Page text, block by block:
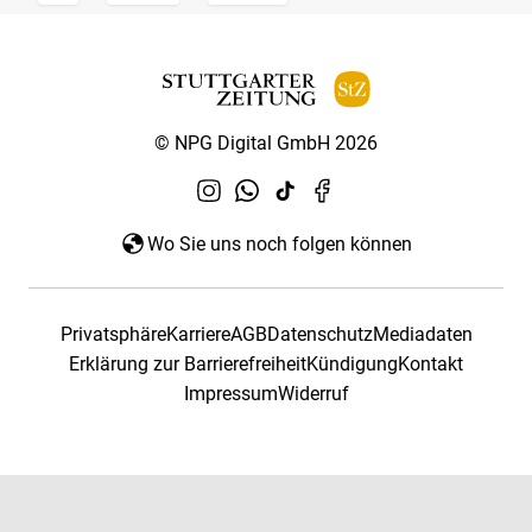
© NPG Digital GmbH 2026
Wo Sie uns noch folgen können
PrivatsphäreKarriereAGBDatenschutzMediadaten
Erklärung zur BarrierefreiheitKündigungKontakt
ImpressumWiderruf